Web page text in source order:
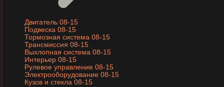
Двигатель 08-15
Подвеска 08-15
Тормозная система 08-15
Трансмиссия 08-15
Выхлопная система 08-15
Интерьер 08-15
Рулевое управление 08-15
Электрооборудование 08-15
Кузов и стекла 08-15